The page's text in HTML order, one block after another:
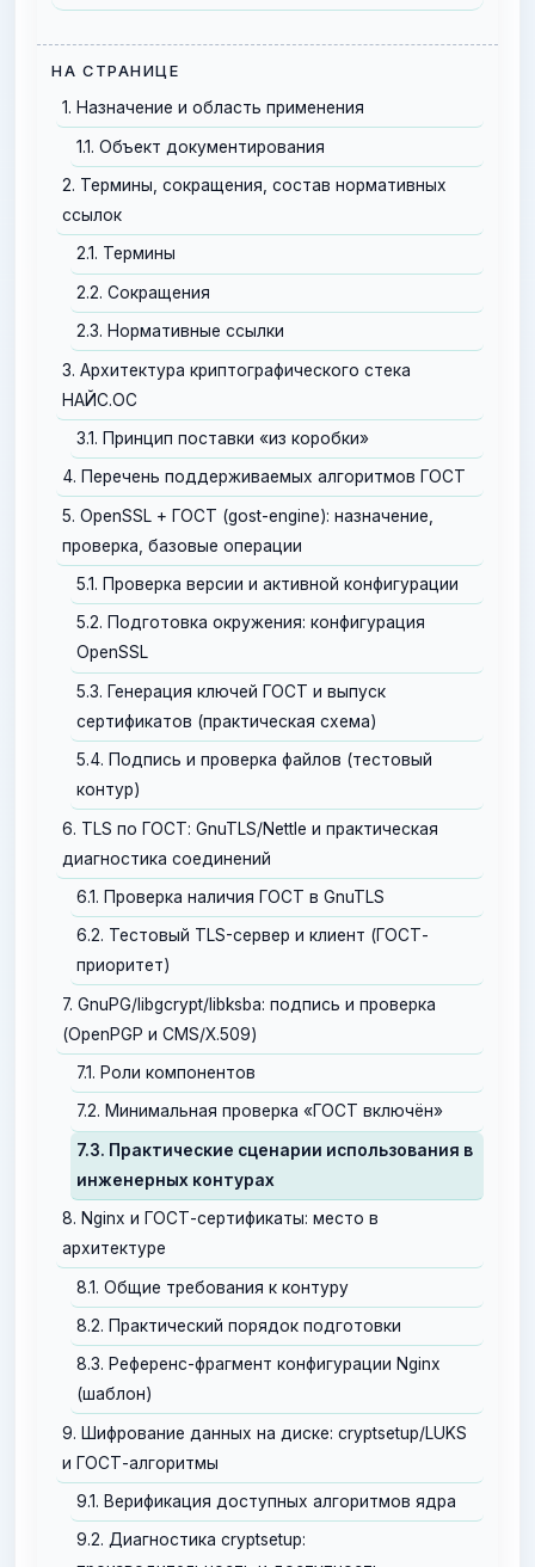
НА СТРАНИЦЕ
1. Назначение и область применения
1.1. Объект документирования
2. Термины, сокращения, состав нормативных
ссылок
2.1. Термины
2.2. Сокращения
2.3. Нормативные ссылки
3. Архитектура криптографического стека
НАЙС.ОС
3.1. Принцип поставки «из коробки»
4. Перечень поддерживаемых алгоритмов ГОСТ
5. OpenSSL + ГОСТ (gost-engine): назначение,
проверка, базовые операции
5.1. Проверка версии и активной конфигурации
5.2. Подготовка окружения: конфигурация
OpenSSL
5.3. Генерация ключей ГОСТ и выпуск
сертификатов (практическая схема)
5.4. Подпись и проверка файлов (тестовый
контур)
6. TLS по ГОСТ: GnuTLS/Nettle и практическая
диагностика соединений
6.1. Проверка наличия ГОСТ в GnuTLS
6.2. Тестовый TLS-сервер и клиент (ГОСТ-
приоритет)
7. GnuPG/libgcrypt/libksba: подпись и проверка
(OpenPGP и CMS/X.509)
7.1. Роли компонентов
7.2. Минимальная проверка «ГОСТ включён»
7.3. Практические сценарии использования в
инженерных контурах
8. Nginx и ГОСТ-сертификаты: место в
архитектуре
8.1. Общие требования к контуру
8.2. Практический порядок подготовки
8.3. Референс-фрагмент конфигурации Nginx
(шаблон)
9. Шифрование данных на диске: cryptsetup/LUKS
и ГОСТ-алгоритмы
9.1. Верификация доступных алгоритмов ядра
9.2. Диагностика cryptsetup: